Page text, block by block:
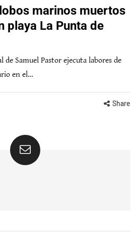
marinos muertos
playa La Punta de
Samuel Pastor ejecuta labores de
en el…
Share